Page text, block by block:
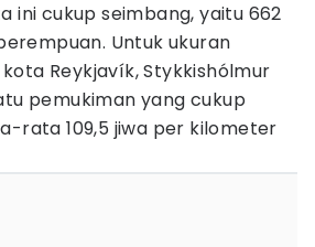
ini cukup seimbang, yaitu 662
Untuk ukuran
Reykjavík, Stykkishólmur
pemukiman yang cukup
rata 109,5 jiwa per kilometer